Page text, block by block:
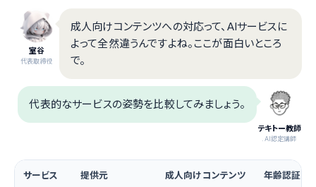
室谷
代表取締役
成人向けコンテンツへの対応って、AIサービスに
よって全然違うんですよね。ここが面白いところ
で。
テキトー教師
.AI認定講師
代表的なサービスの姿勢を比較してみましょう。
サービス 提供元 成人向けコンテンツ 年齢認証